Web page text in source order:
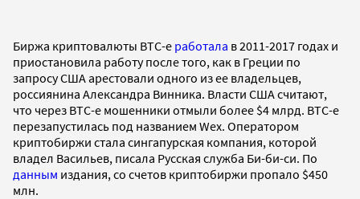
Биржа криптовалюты BTC-e работала в 2011-2017 годах и
приостановила работу после того, как в Греции по
запросу США арестовали одного из ее владельцев,
россиянина Александра Винника. Власти США считают,
что через BTC-e мошенники отмыли более $4 млрд. BTC-e
перезапустилась под названием Wex. Оператором
криптобиржи стала сингапурская компания, которой
владел Васильев, писала Русская служба Би-би-си. По
данным издания, со счетов криптобиржи пропало $450
млн.